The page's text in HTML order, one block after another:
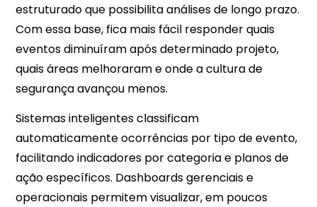
estruturado que possibilita análises de longo prazo.
Com essa base, fica mais fácil responder quais
eventos diminuíram após determinado projeto,
quais áreas melhoraram e onde a cultura de
segurança avançou menos.
Sistemas inteligentes classificam
automaticamente ocorrências por tipo de evento,
facilitando indicadores por categoria e planos de
ação específicos. Dashboards gerenciais e
operacionais permitem visualizar, em poucos